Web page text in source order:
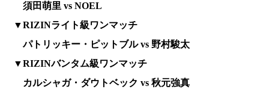
須田萌里 vs NOEL
▼RIZINライト級ワンマッチ
パトリッキー・ピットブル vs 野村駿太
▼RIZINバンタム級ワンマッチ
カルシャガ・ダウトベック vs 秋元強真